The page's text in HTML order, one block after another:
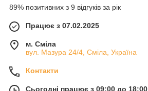
89% позитивних з 9 відгуків за рік
Працює з 07.02.2025
м. Сміла
вул. Мазура 24/4, Сміла, Україна
Контакти
Сьогодні працює з 09:00 до 18:00